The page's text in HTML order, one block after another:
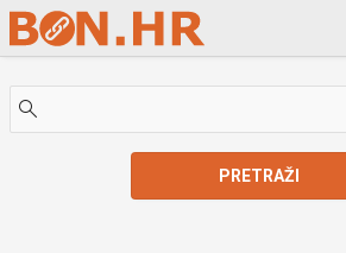
Skip to Main Content
PRETRAŽI